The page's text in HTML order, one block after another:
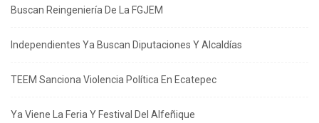
Buscan Reingeniería De La FGJEM
Independientes Ya Buscan Diputaciones Y Alcaldías
TEEM Sanciona Violencia Política En Ecatepec
Ya Viene La Feria Y Festival Del Alfeñique